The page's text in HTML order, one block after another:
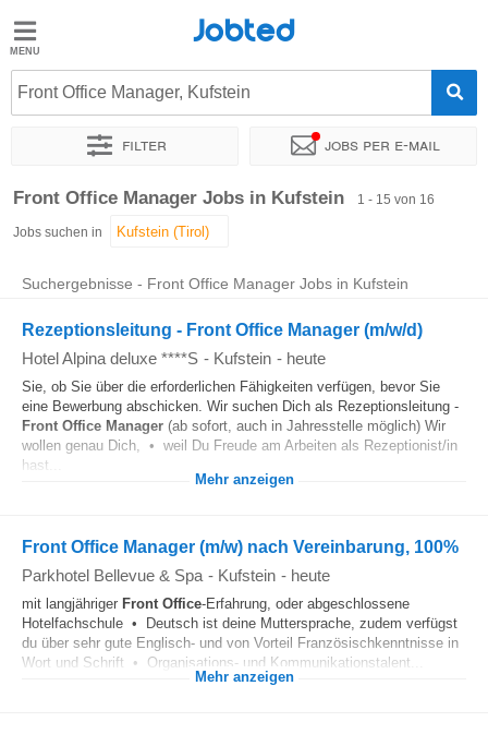
Jobted
Jobs
Jobted
Front Office Manager, Kufstein
Filter Jobs per e-mail
Sortieren nach Genauer Standort Unternehmen
Front Office Manager Jobs in Kufstein 1 - 15 von 16
Jobs suchen in
Suchergebnisse - Front Office Manager Jobs in Kufstein
Rezeptionsleitung - Front Office Manager (m/w/d)
Hotel Alpina deluxe ****S - Kufstein - heute
Sie, ob Sie über die erforderlichen Fähigkeiten verfügen, bevor Sie
eine Bewerbung abschicken. Wir suchen Dich als Rezeptionsleitung -
Front Office Manager (ab sofort, auch in Jahresstelle möglich) Wir
wollen genau Dich, • weil Du Freude am Arbeiten als Rezeptionist/in
hast...
Mehr anzeigen
Front Office Manager (m/w) nach Vereinbarung, 100%
Parkhotel Bellevue & Spa - Kufstein - heute
mit langjähriger Front Office-Erfahrung, oder abgeschlossene
Hotelfachschule • Deutsch ist deine Muttersprache, zudem verfügst
du über sehr gute Englisch- und von Vorteil Französischkenntnisse in
Wort und Schrift • Organisations- und Kommunikationstalent...
Mehr anzeigen